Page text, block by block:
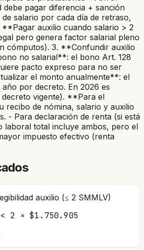
debe pagar diferencia + sanción
salario por cada día de retraso,
**Pagar auxilio cuando salario > 2
pero genera factor salarial pleno
cómputos). 3. **Confundir auxilio
no salarial**: el bono Art. 128
pacto expreso para no ser
el monto anualmente**: el
por decreto. En 2026 es
vigente). **Para el
recibo de nómina, salario y auxilio
- Para declaración de renta (si está
laboral total incluye ambos, pero el
impuesto efectivo (renta
auxilio (≤ 2 SMMLV)
2 × $1.750.905